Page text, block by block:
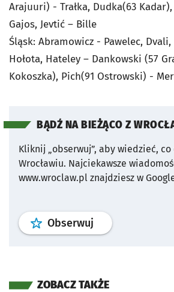
Arajuuri) - Trałka, Dudka(63
Gajos, Jevtić – Bille
Śląsk: Abramowicz - Pawelec,
Hołota, Hateley – Dankowski (57
Kokoszka), Pich(91 Ostrowski) -
BĄDŹ NA BIEŻĄCO Z
Kliknij „obserwuj”, aby wiedzieć,
Wrocławiu. Najciekawsze
www.wroclaw.pl znajdziesz w
Obserwuj profil
ZOBACZ TAKŻE